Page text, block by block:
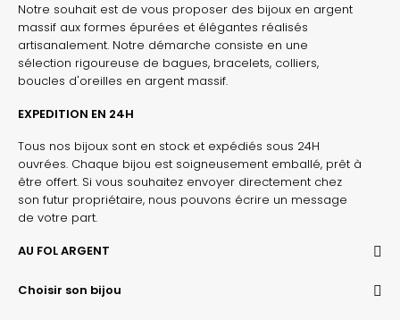
Notre souhait est de vous proposer des bijoux en argent
massif aux formes épurées et élégantes réalisés
artisanalement. Notre démarche consiste en une
sélection rigoureuse de bagues, bracelets, colliers,
boucles d'oreilles en argent massif.
EXPEDITION EN 24H
Tous nos bijoux sont en stock et expédiés sous 24H
ouvrées. Chaque bijou est soigneusement emballé, prêt à
être offert. Si vous souhaitez envoyer directement chez
son futur propriétaire, nous pouvons écrire un message
de votre part.
AU FOL ARGENT
Choisir son bijou